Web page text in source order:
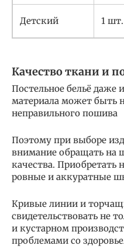
Детский 1 шт.
Качество ткани и
Постельное бельё даже
материала может быть
неправильного пошива
Поэтому при выборе
внимание обращать на
качества. Приобретать
ровные и аккуратные
Кривые линии и
свидетельствовать не
и кустарном
проблемами со